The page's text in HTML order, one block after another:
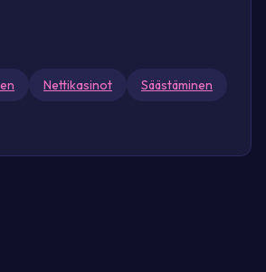
Nettikasinot
Säästäminen